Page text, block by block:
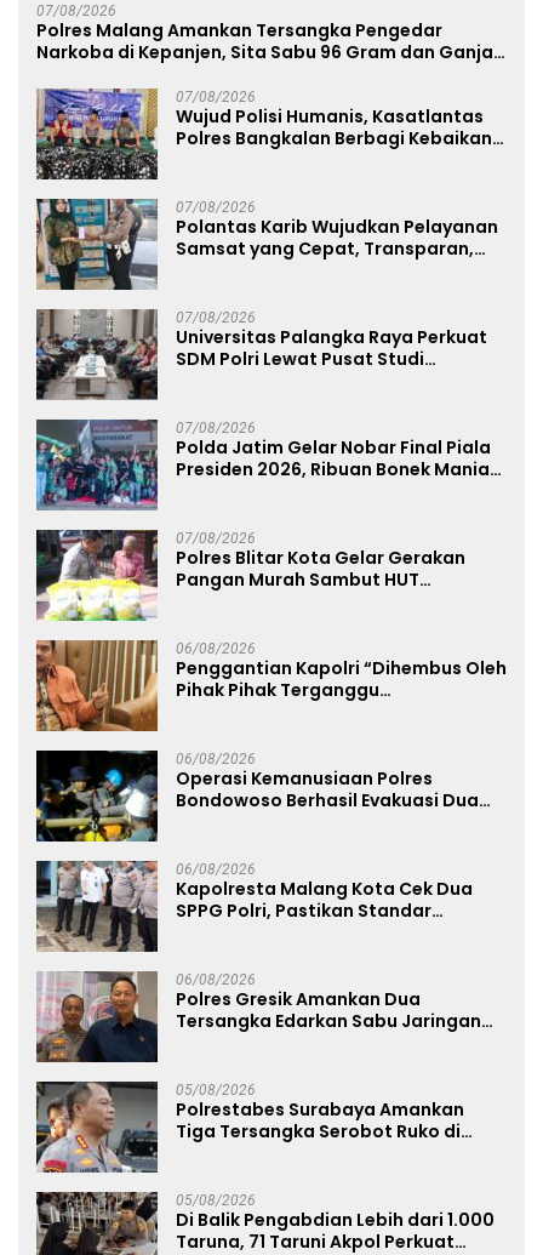
07/08/2026
Polres Malang Amankan Tersangka Pengedar
Narkoba di Kepanjen, Sita Sabu 96 Gram dan Ganja
07/08/2026
Wujud Polisi Humanis, Kasatlantas
Polres Bangkalan Berbagi Kebaikan
07/08/2026
Polantas Karib Wujudkan Pelayanan
Samsat yang Cepat, Transparan,
07/08/2026
Universitas Palangka Raya Perkuat
SDM Polri Lewat Pusat Studi
07/08/2026
Polda Jatim Gelar Nobar Final Piala
Presiden 2026, Ribuan Bonek Mania
07/08/2026
Polres Blitar Kota Gelar Gerakan
Pangan Murah Sambut HUT
06/08/2026
Penggantian Kapolri “Dihembus Oleh
Pihak Pihak Terganggu
06/08/2026
Operasi Kemanusiaan Polres
Bondowoso Berhasil Evakuasi Dua
06/08/2026
Kapolresta Malang Kota Cek Dua
SPPG Polri, Pastikan Standar
06/08/2026
Polres Gresik Amankan Dua
Tersangka Edarkan Sabu Jaringan
05/08/2026
Polrestabes Surabaya Amankan
Tiga Tersangka Serobot Ruko di
05/08/2026
Di Balik Pengabdian Lebih dari 1.000
Taruna, 71 Taruni Akpol Perkuat